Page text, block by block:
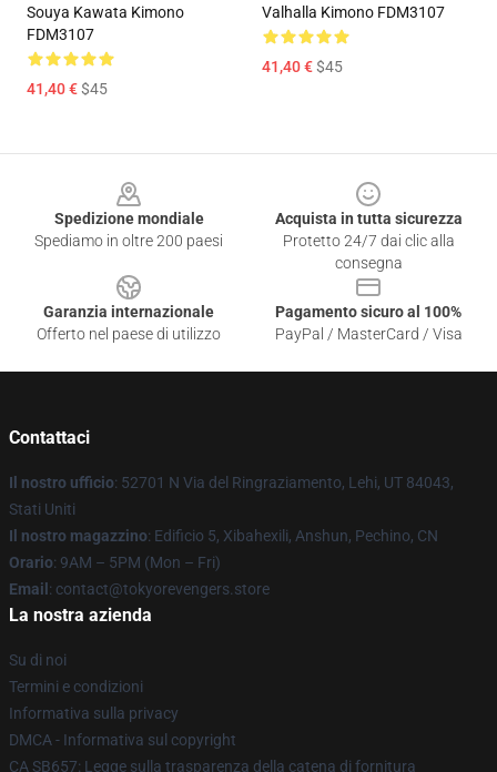
Souya Kawata Kimono
FDM3107
41,40 €$45
Valhalla Kimono FDM3107
41,40 €$45
Spedizione mondiale
Spediamo in oltre 200 paesi
Acquista in tutta sicurezza
Protetto 24/7 dai clic alla
consegna
Garanzia internazionale
Offerto nel paese di utilizzo
Pagamento sicuro al 100%
PayPal / MasterCard / Visa
Contattaci
Il nostro ufficio: 52701 N Via del Ringraziamento, Lehi, UT 84043,
Stati Uniti
Il nostro magazzino: Edificio 5, Xibahexili, Anshun, Pechino, CN
Orario: 9AM – 5PM (Mon – Fri)
Email : contact@tokyorevengers.store
La nostra azienda
Su di noi
Termini e condizioni
Informativa sulla privacy
DMCA - Informativa sul copyright
CA SB657: Legge sulla trasparenza della catena di fornitura